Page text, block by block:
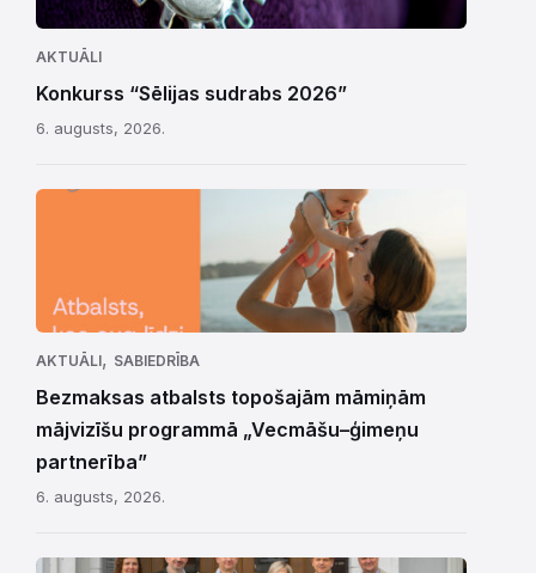
AKTUĀLI
Konkurss “Sēlijas sudrabs 2026”
6. augusts, 2026.
AKTUĀLI, SABIEDRĪBA
Bezmaksas atbalsts topošajām māmiņām
mājvizīšu programmā „Vecmāšu–ģimeņu
partnerība”
6. augusts, 2026.